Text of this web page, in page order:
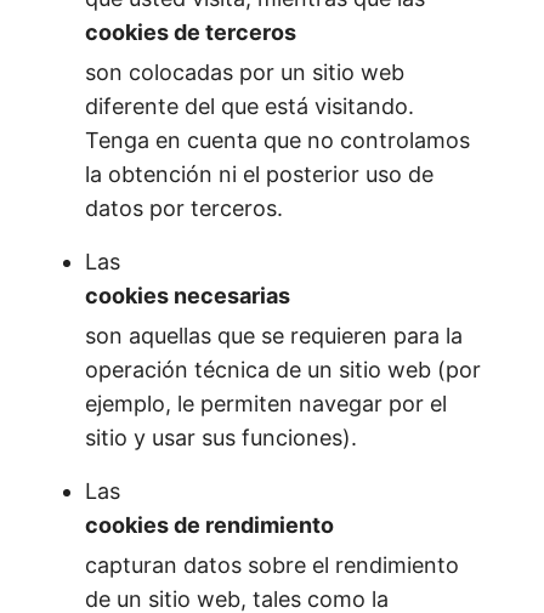
cookies de terceros
son colocadas por un sitio web
diferente del que está visitando.
Tenga en cuenta que no controlamos
la obtención ni el posterior uso de
datos por terceros.
Las
cookies necesarias
son aquellas que se requieren para la
operación técnica de un sitio web (por
ejemplo, le permiten navegar por el
sitio y usar sus funciones).
Las
cookies de rendimiento
capturan datos sobre el rendimiento
de un sitio web, tales como la